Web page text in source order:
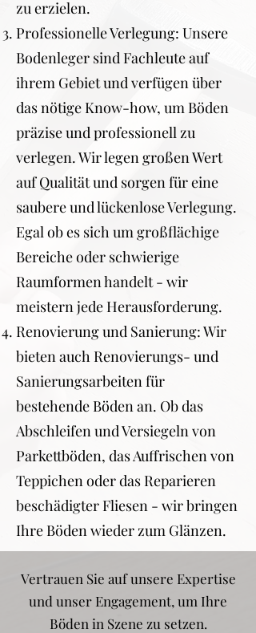
zu erzielen.
Professionelle Verlegung: Unsere
Bodenleger sind Fachleute auf
ihrem Gebiet und verfügen über
das nötige Know-how, um Böden
präzise und professionell zu
verlegen. Wir legen großen Wert
auf Qualität und sorgen für eine
saubere und lückenlose Verlegung.
Egal ob es sich um großflächige
Bereiche oder schwierige
Raumformen handelt - wir
meistern jede Herausforderung.
Renovierung und Sanierung: Wir
bieten auch Renovierungs- und
Sanierungsarbeiten für
bestehende Böden an. Ob das
Abschleifen und Versiegeln von
Parkettböden, das Auffrischen von
Teppichen oder das Reparieren
beschädigter Fliesen - wir bringen
Ihre Böden wieder zum Glänzen.
Vertrauen Sie auf unsere Expertise
und unser Engagement, um Ihre
Böden in Szene zu setzen.